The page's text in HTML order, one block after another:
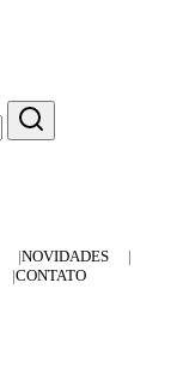
NOVIDADES
CONTATO